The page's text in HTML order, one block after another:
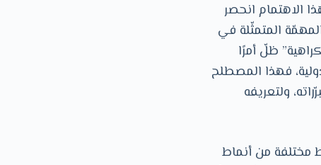
الاهتمام انحصر
المتمثّلة في
ظلّ أمرًا
فهذا المصطلح
ولتعريفه
من أنماط